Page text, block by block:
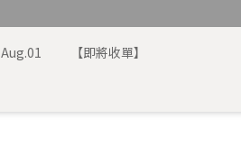
Aug.01
【即將收單】